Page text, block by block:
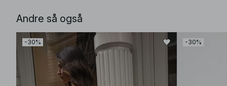
Andre så også
-30% -30%